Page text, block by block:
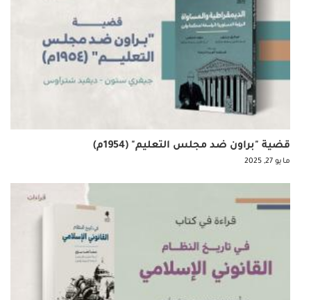
قضية "براون ضد مجلس التعليم" (1954م)
مايو 27, 2025